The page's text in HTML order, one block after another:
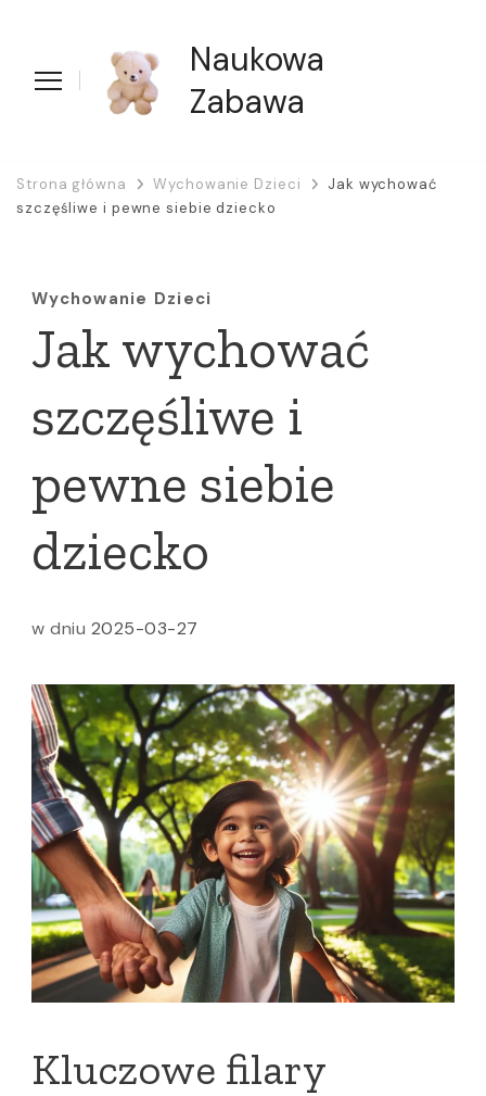
Naukowa
Zabawa
Strona główna Wychowanie Dzieci
Jak wychować
szczęśliwe i pewne siebie dziecko
Wychowanie Dzieci
Jak wychować
szczęśliwe i
pewne siebie
dziecko
w dniu 2025-03-27
Kluczowe filary